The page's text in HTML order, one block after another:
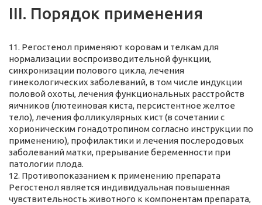
III. Порядок применения
11. Регостенол применяют коровам и телкам для
нормализации воспроизводительной функции,
синхронизации полового цикла, лечения
гинекологических заболеваний, в том числе индукции
половой охоты, лечения функциональных расстройств
яичников (лютеиновая киста, персистентное желтое
тело), лечения фолликулярных кист (в сочетании с
хорионическим гонадотропином согласно инструкции по
применению), профилактики и лечения послеродовых
заболеваний матки, прерывание беременности при
патологии плода.
12. Противопоказанием к применению препарата
Регостенол является индивидуальная повышенная
чувствительность животного к компонентам препарата,